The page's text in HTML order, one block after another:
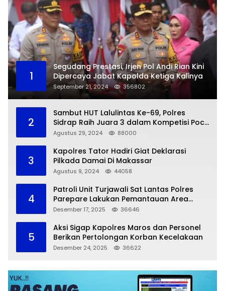
1
Segudang Prestasi, Irjen Pol Andi Rian Kini
Dipercaya Jabat Kapolda Ketiga Kalinya
September 21, 2024 356802
2
Sambut HUT Lalulintas Ke-69, Polres
Sidrap Raih Juara 3 dalam Kompetisi Pocil
Zona 5
Agustus 29, 2024 88000
3
Kapolres Tator Hadiri Giat Deklarasi
Pilkada Damai Di Makassar
Agustus 9, 2024 44058
4
Patroli Unit Turjawali Sat Lantas Polres
Parepare Lakukan Pemantauan Area
Larangan Parkir
Desember 17, 2025 36646
5
Aksi Sigap Kapolres Maros dan Personel
Berikan Pertolongan Korban Kecelakaan
Desember 24, 2025 36622